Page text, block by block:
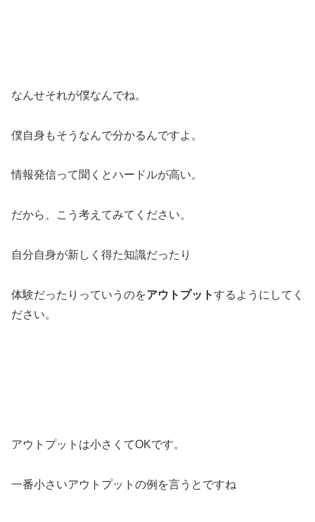
なんせそれが僕なんでね。
僕自身もそうなんで分かるんですよ。
情報発信って聞くとハードルが高い。
だから、こう考えてみてください。
自分自身が新しく得た知識だったり
体験だったりっていうのをアウトプットするようにしてく
ださい。
アウトプットは小さくてOKです。
一番小さいアウトプットの例を言うとですね